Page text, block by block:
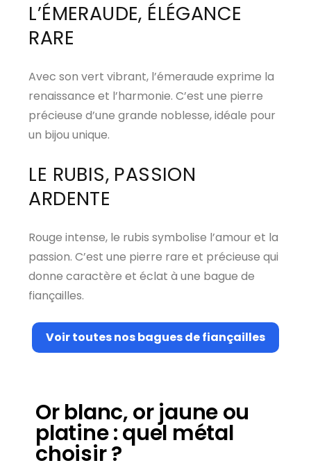
L’ÉMERAUDE, ÉLÉGANCE
RARE
Avec son vert vibrant, l’émeraude exprime la
renaissance et l’harmonie. C’est une pierre
précieuse d’une grande noblesse, idéale pour
un bijou unique.
LE RUBIS, PASSION
ARDENTE
Rouge intense, le rubis symbolise l’amour et la
passion. C’est une pierre rare et précieuse qui
donne caractère et éclat à une bague de
fiançailles.
Voir toutes nos bagues de fiançailles
Or blanc, or jaune ou
platine : quel métal
choisir ?